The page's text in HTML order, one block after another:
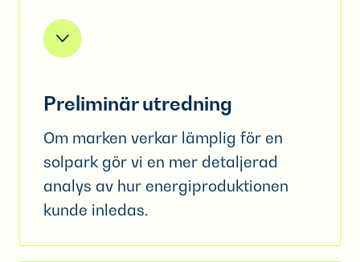
Preliminär utredning
Om marken verkar lämplig för en
solpark gör vi en mer detaljerad
analys av hur energiproduktionen
kunde inledas.